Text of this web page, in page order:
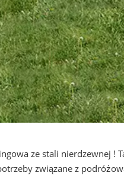
ze stali nierdzewnej !
związane z